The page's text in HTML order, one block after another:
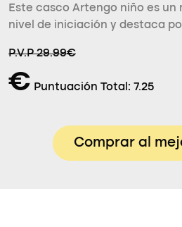
Este casco Artengo niño es un
nivel de iniciación y destaca
P.V.P 29.99€
€ Puntuación Total: 7.25
Comprar al